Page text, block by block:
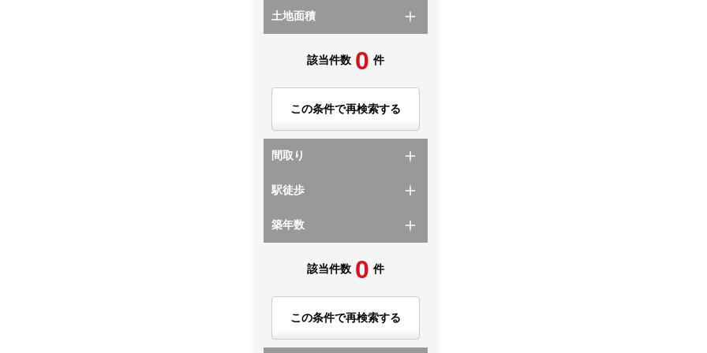
土地面積
該当件数 0 件
この条件で再検索する
間取り
駅徒歩
築年数
該当件数 0 件
この条件で再検索する